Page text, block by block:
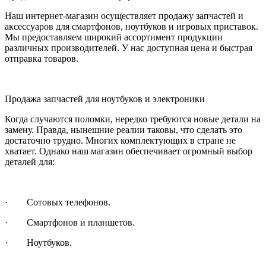
Наш интернет-магазин осуществляет продажу запчастей и
аксессуаров для смартфонов, ноутбуков и игровых приставок.
Мы предоставляем широкий ассортимент продукции
различных производителей. У нас доступная цена и быстрая
отправка товаров.
Продажа запчастей для ноутбуков и электроники
Когда случаются поломки, нередко требуются новые детали на
замену. Правда, нынешние реалии таковы, что сделать это
достаточно трудно. Многих комплектующих в стране не
хватает. Однако наш магазин обеспечивает огромный выбор
деталей для:
· Сотовых телефонов.
· Смартфонов и планшетов.
· Ноутбуков.